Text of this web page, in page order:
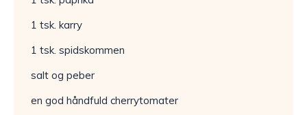
1 tsk. karry
1 tsk. spidskommen
salt og peber
en god håndfuld cherrytomater